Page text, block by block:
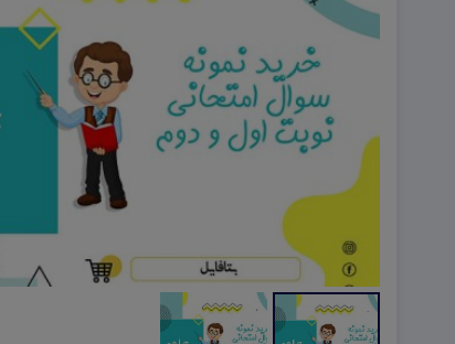
آمادگی دفاعی دهم W
آمادگی دفاعی ۱۰ D